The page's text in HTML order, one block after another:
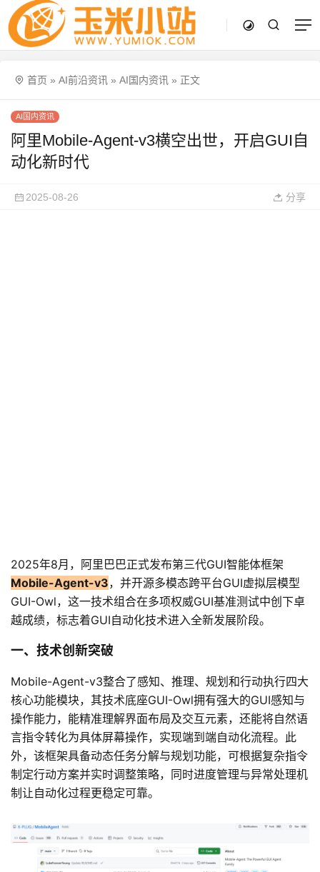
首页 » AI前沿资讯 » AI国内资讯 » 正文
AI国内资讯
阿里Mobile-Agent-v3横空出世，开启GUI自
动化新时代
2025-08-26 分享
2025年8月，阿里巴巴正式发布第三代GUI智能体框架
Mobile-Agent-v3，并开源多模态跨平台GUI虚拟层模型
GUI-Owl，这一技术组合在多项权威GUI基准测试中创下卓
越成绩，标志着GUI自动化技术进入全新发展阶段。
一、技术创新突破
Mobile-Agent-v3整合了感知、推理、规划和行动执行四大
核心功能模块，其技术底座GUI-Owl拥有强大的GUI感知与
操作能力，能精准理解界面布局及交互元素，还能将自然语
言指令转化为具体屏幕操作，实现端到端自动化流程。此
外，该框架具备动态任务分解与规划功能，可根据复杂指令
制定行动方案并实时调整策略，同时进度管理与异常处理机
制让自动化过程更稳定可靠。